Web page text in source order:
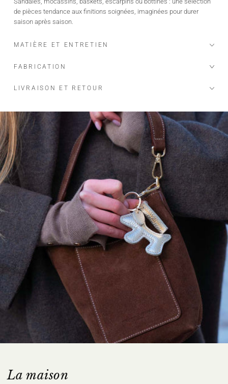
de pièces tendance aux finitions soignées, imaginées pour durer
saison après saison.
MATIÈRE ET ENTRETIEN
FABRICATION
LIVRAISON ET RETOUR
La maison